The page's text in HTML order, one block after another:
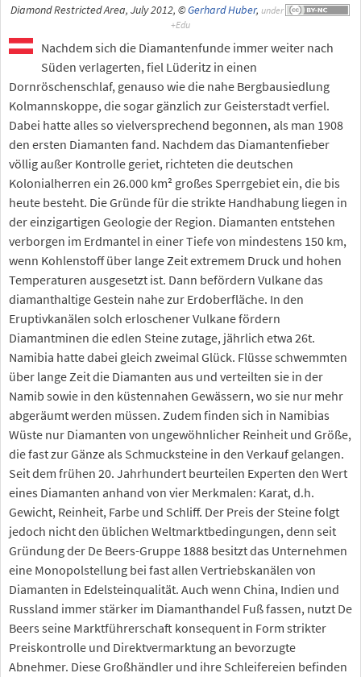
Diamond Restricted Area, July 2012, ©Gerhard Huber, under
Nachdem sich die Diamantenfunde immer weiter nach
Süden verlagerten, fiel Lüderitz in einen
Dornröschenschlaf, genauso wie die nahe Bergbausiedlung
Kolmannskoppe, die sogar gänzlich zur Geisterstadt verfiel.
Dabei hatte alles so vielversprechend begonnen, als man 1908
den ersten Diamanten fand. Nachdem das Diamantenfieber
völlig außer Kontrolle geriet, richteten die deutschen
Kolonialherren ein 26.000 km² großes Sperrgebiet ein, die bis
heute besteht. Die Gründe für die strikte Handhabung liegen in
der einzigartigen Geologie der Region. Diamanten entstehen
verborgen im Erdmantel in einer Tiefe von mindestens 150 km,
wenn Kohlenstoff über lange Zeit extremem Druck und hohen
Temperaturen ausgesetzt ist. Dann befördern Vulkane das
diamanthaltige Gestein nahe zur Erdoberfläche. In den
Eruptivkanälen solch erloschener Vulkane fördern
Diamantminen die edlen Steine zutage, jährlich etwa 26t.
Namibia hatte dabei gleich zweimal Glück. Flüsse schwemmten
über lange Zeit die Diamanten aus und verteilten sie in der
Namib sowie in den küstennahen Gewässern, wo sie nur mehr
abgeräumt werden müssen. Zudem finden sich in Namibias
Wüste nur Diamanten von ungewöhnlicher Reinheit und Größe,
die fast zur Gänze als Schmucksteine in den Verkauf gelangen.
Seit dem frühen 20. Jahrhundert beurteilen Experten den Wert
eines Diamanten anhand von vier Merkmalen: Karat, d.h.
Gewicht, Reinheit, Farbe und Schliff. Der Preis der Steine folgt
jedoch nicht den üblichen Weltmarktbedingungen, denn seit
Gründung der De Beers-Gruppe 1888 besitzt das Unternehmen
eine Monopolstellung bei fast allen Vertriebskanälen von
Diamanten in Edelsteinqualität. Auch wenn China, Indien und
Russland immer stärker im Diamanthandel Fuß fassen, nutzt De
Beers seine Marktführerschaft konsequent in Form strikter
Preiskontrolle und Direktvermarktung an bevorzugte
Abnehmer. Diese Großhändler und ihre Schleifereien befinden